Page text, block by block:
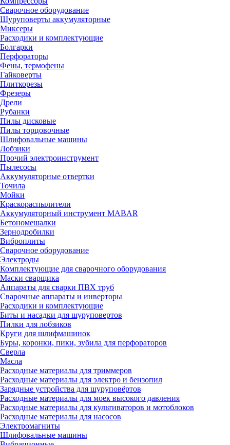
Сварочное оборудование
Шуруповерты аккумуляторные
Миксеры
Расходики и комплектующие
Болгарки
Перфораторы
Фены, термофены
Гайковерты
Плиткорезы
Фрезеры
Дрели
Рубанки
Пилы дисковые
Пилы торцовочные
Шлифовальные машины
Лобзики
Прочий электроинструмент
Пылесосы
Аккумуляторные отвертки
Точила
Мойки
Краскораспылители
Аккумуляторный инструмент MABAR
Бетономешалки
Зернодробилки
Виброплиты
Сварочное оборудование
Электроды
Комплектующие для сварочного оборудования
Маски сварщика
Аппараты для сварки ПВХ труб
Сварочные аппараты и инверторы
Расходики и комплектующие
Биты и насадки для шуруповертов
Пилки для лобзиков
Круги для шлифмашинок
Буры, коронки, пики, зубила для перфораторов
Сверла
Масла
Расходные материалы для триммеров
Расходные материалы для электро и бензопил
Зарядные устройства для шуруповёртов
Расходные материалы для моек высокого давления
Расходные материалы для культиваторов и мотоблоков
Расходные материалы для насосов
Электромагниты
Шлифовальные машины